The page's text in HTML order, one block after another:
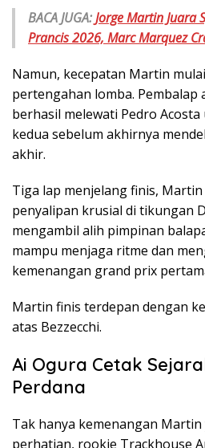
BACA JUGA:Jorge Martin Juara
Prancis 2026, Marc Marquez
Namun, kecepatan Martin
pertengahan lomba. Pembalap
berhasil melewati Pedro
kedua sebelum akhirnya
akhir.
Tiga lap menjelang finis,
penyalipan krusial di tikungan
mengambil alih pimpinan
mampu menjaga ritme dan
kemenangan grand prix
Martin finis terdepan dengan
atas Bezzecchi.
Ai Ogura Cetak
Perdana
Tak hanya kemenangan
perhatian, rookie Trackhouse